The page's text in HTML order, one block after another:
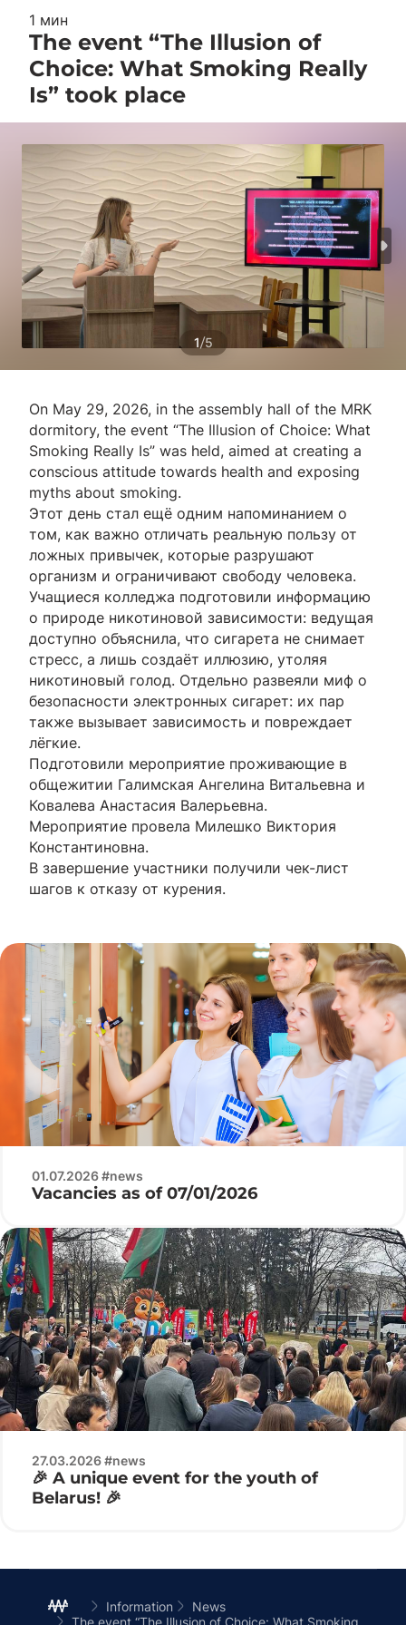
1 мин
The event “The Illusion of
Choice: What Smoking Really
Is” took place
1/5
On May 29, 2026, in the assembly hall of the MRK
dormitory, the event “The Illusion of Choice: What
Smoking Really Is” was held, aimed at creating a
conscious attitude towards health and exposing
myths about smoking.
Этот день стал ещё одним напоминанием о
том, как важно отличать реальную пользу от
ложных привычек, которые разрушают
организм и ограничивают свободу человека.
Учащиеся колледжа подготовили информацию
о природе никотиновой зависимости: ведущая
доступно объяснила, что сигарета не снимает
стресс, а лишь создаёт иллюзию, утоляя
никотиновый голод. Отдельно развеяли миф о
безопасности электронных сигарет: их пар
также вызывает зависимость и повреждает
лёгкие.
Подготовили мероприятие проживающие в
общежитии Галимская Ангелина Витальевна и
Ковалева Анастасия Валерьевна.
Мероприятие провела Милешко Виктория
Константиновна.
В завершение участники получили чек-лист
шагов к отказу от курения.
01.07.2026 #news
Vacancies as of 07/01/2026
27.03.2026 #news
🎉 A unique event for the youth of
Belarus! 🎉
Information
News